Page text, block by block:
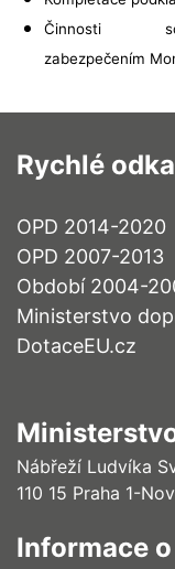
Činnosti
zabezpečením
Rychlé
OPD 2014-2020
OPD 2007-2013
Období 2004-
Ministerstvo
DotaceEU.cz
Nábřeží Ludvíka
110 15 Praha 1-
Informace